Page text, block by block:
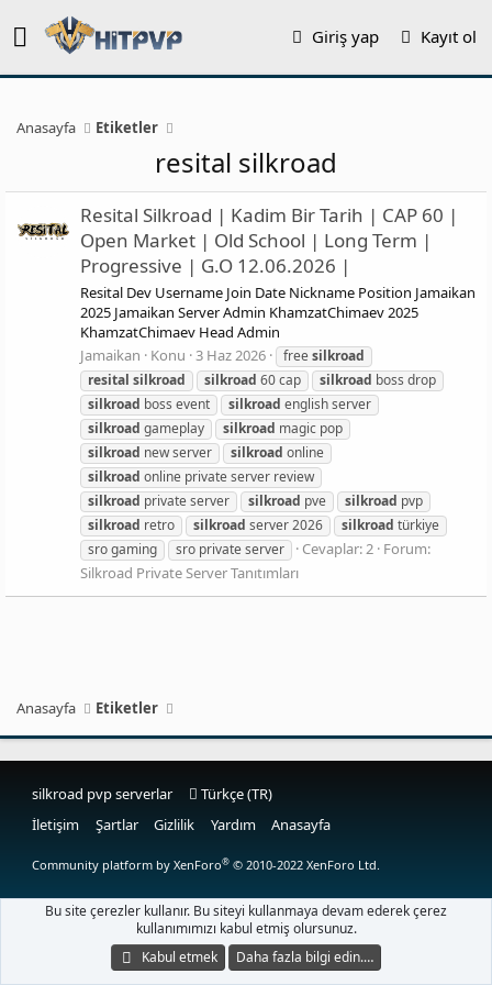
Giriş yap Kayıt ol
Anasayfa Etiketler
resital silkroad
Resital Silkroad | Kadim Bir Tarih | CAP 60 |
Open Market | Old School | Long Term |
Progressive | G.O 12.06.2026 |
Resital Dev Username Join Date Nickname Position Jamaikan
2025 Jamaikan Server Admin KhamzatChimaev 2025
KhamzatChimaev Head Admin
Jamaikan
Konu 3 Haz 2026 freesilkroad
resital silkroad silkroad 60 cap silkroad boss drop
silkroad boss event silkroad english server
silkroad gameplay silkroad magic pop
silkroad new server silkroad online
silkroad online private server review
silkroad private server silkroad pve silkroad pvp
silkroad retro silkroad server 2026 silkroad türkiye
sro gaming
sro private server Cevaplar: 2 Forum:
Silkroad Private Server Tanıtımları
Anasayfa Etiketler
silkroad pvp serverlar
Türkçe (TR)
İletişim
Şartlar Gizlilik Yardım Anasayfa
Community platform by XenForo® © 2010-2022 XenForo Ltd.
Bu site çerezler kullanır. Bu siteyi kullanmaya devam ederek çerez
kullanımımızı kabul etmiş olursunuz.
Kabul etmek
Daha fazla bilgi edin.…